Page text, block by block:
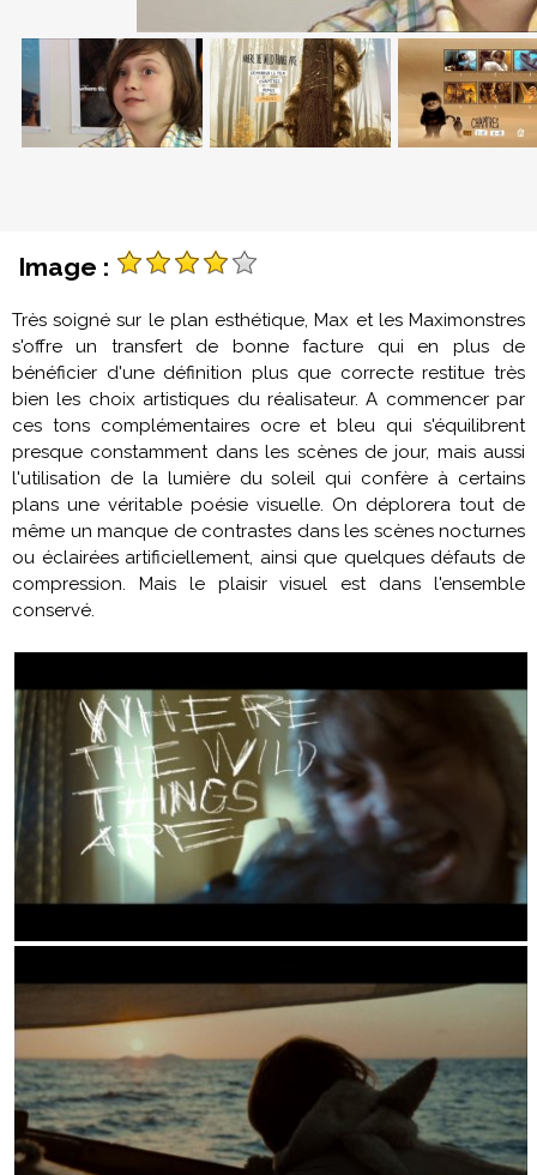
Image :
Très soigné sur le plan esthétique,Max et les Maximonstres
s'offre un transfert de bonne facture qui en plus de
bénéficier d'une définition plus que correcte restitue très
bien les choix artistiques du réalisateur. A commencer par
ces tons complémentaires ocre et bleu qui s'équilibrent
presque constamment dans les scènes de jour, mais aussi
l'utilisation de la lumière du soleil qui confère à certains
plans une véritable poésie visuelle. On déplorera tout de
même un manque de contrastes dans les scènes nocturnes
ou éclairées artificiellement, ainsi que quelques défauts de
compression. Mais le plaisir visuel est dans l'ensemble
conservé.